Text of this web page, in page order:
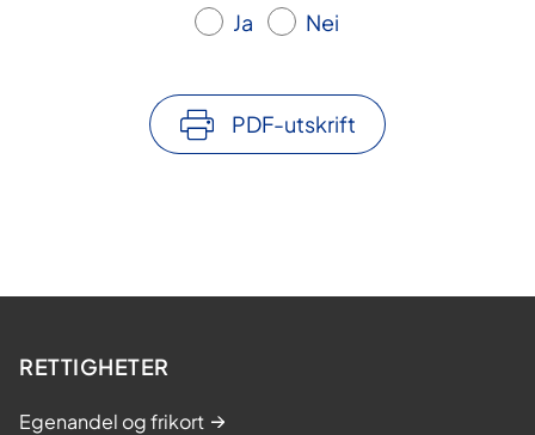
Ja Nei
PDF-utskrift
RETTIGHETER
Egenandel og frikort